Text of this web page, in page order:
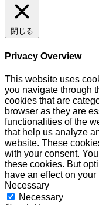
閉じる
Privacy Overview
This website uses
you navigate through
cookies that are
browser as they are
functionalities of the
that help us analyze
website. These
with your consent.
these cookies. But
have an effect on
Necessary
Necessary